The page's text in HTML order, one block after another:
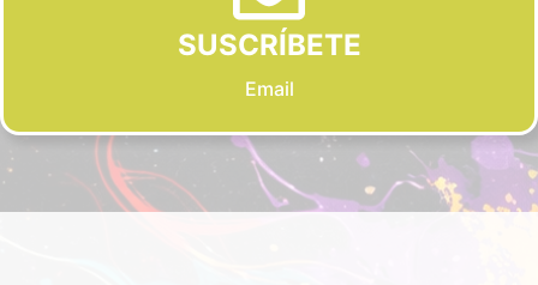
SUSCRÍBETE
Email